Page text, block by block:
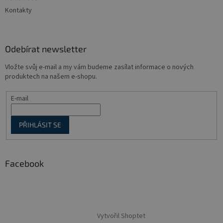
Kontakty
Odebírat newsletter
Vložte svůj e-mail a my vám budeme zasílat informace o nových
produktech na našem e-shopu.
E-mail
PŘIHLÁSIT SE
Facebook
Vytvořil Shoptet